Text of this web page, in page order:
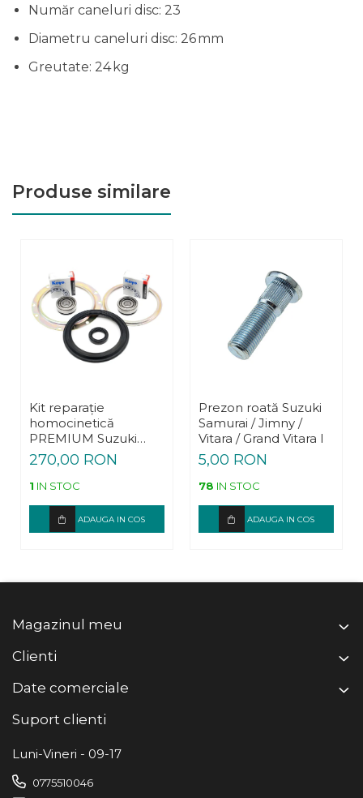
Număr caneluri disc: 23
Diametru caneluri disc: 26 mm
Greutate: 24 kg
Produse similare
Kit reparație
homocinetică
PREMIUM Suzuki
Jimny
270,00 RON
1 IN STOC
ADAUGA IN COS
Prezon roată Suzuki
Samurai / Jimny /
Vitara / Grand Vitara I
5,00 RON
78 IN STOC
ADAUGA IN COS
Magazinul meu
Clienti
Date comerciale
Suport clienti
Luni-Vineri - 09-17
0775510046